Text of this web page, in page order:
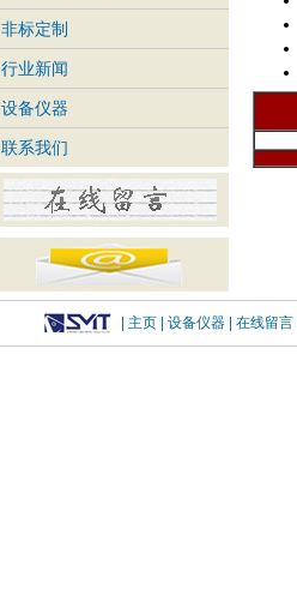
非标定制
行业新闻
设备仪器
联系我们
| 主页 | 设备仪器 | 在线留言